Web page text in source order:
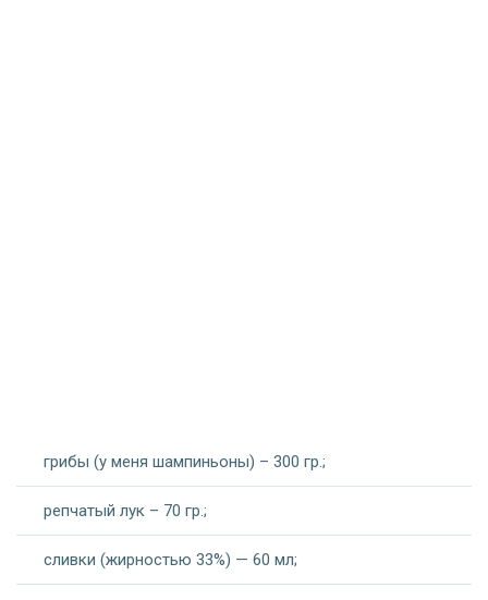
грибы (у меня шампиньоны) – 300 гр.;
репчатый лук – 70 гр.;
сливки (жирностью 33%) — 60 мл;